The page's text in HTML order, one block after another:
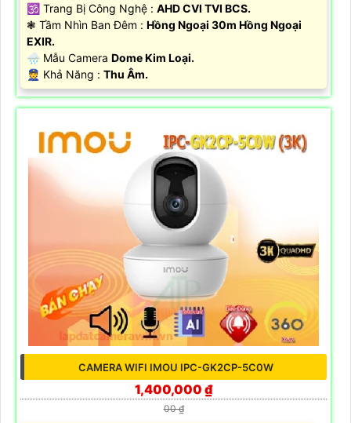
🕉️ Trang Bị Công Nghệ : AHD CVI TVI BCS.
❃ Tầm Nhìn Ban Đêm : Hồng Ngoại 30m Hồng Ngoại
EXIR.
🌧️ Mẫu Camera Dome Kim Loại.
️👮 Khả Năng : Thu Âm.
CAMERA WIFI IMOU IPC-GK2CP-5C0W
1,400,000 ₫
00 ₫